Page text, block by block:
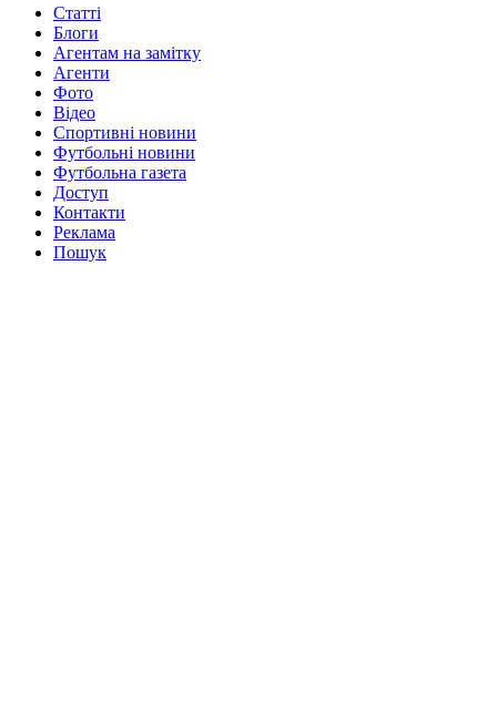
Статті
Блоги
Агентам на замітку
Агенти
Фото
Відео
Спортивні новини
Футбольні новини
Футбольна газета
Доступ
Контакти
Реклама
Пошук